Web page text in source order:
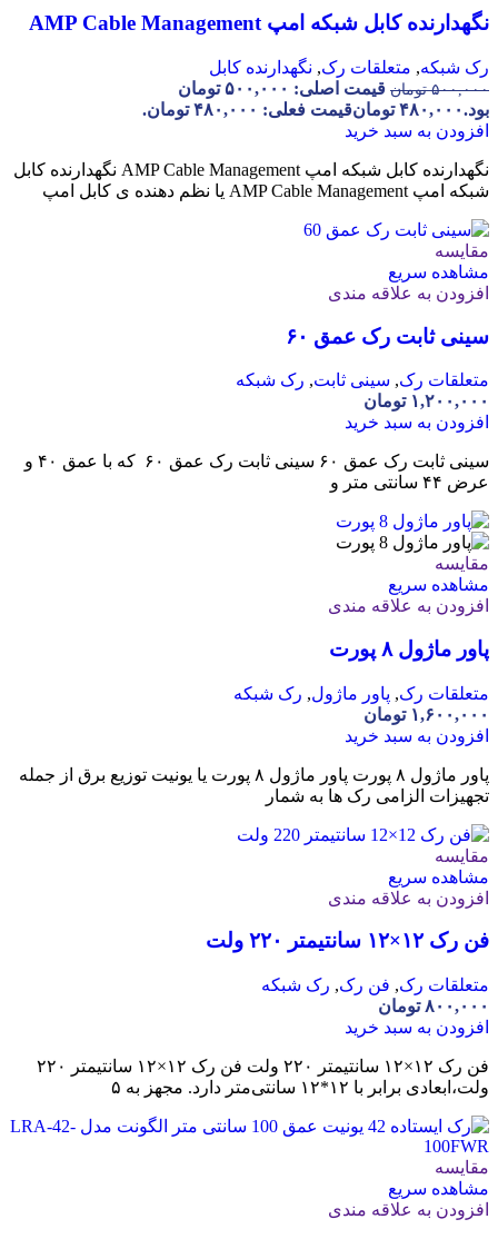
نگهدارنده کابل شبکه امپ AMP Cable Management
رک شبکه, متعلقات رک, نگهدارنده کابل
۵۰۰,۰۰۰ تومان
قیمت اصلی: ۵۰۰,۰۰۰ تومان
بود.۴۸۰,۰۰۰ تومانقیمت فعلی: ۴۸۰,۰۰۰ تومان.
افزودن به سبد خرید
نگهدارنده کابل شبکه امپ AMP Cable Management نگهدارنده کابل
شبکه امپ AMP Cable Management یا نظم دهنده ی کابل امپ
مقایسه
مشاهده سریع
افزودن به علاقه مندی
سینی ثابت رک عمق ۶۰
متعلقات رک, سینی ثابت, رک شبکه
۱,۲۰۰,۰۰۰ تومان
افزودن به سبد خرید
سینی ثابت رک عمق ۶۰ سینی ثابت رک عمق ۶۰ که با عمق ۴۰ و
عرض ۴۴ سانتی متر و
مقایسه
مشاهده سریع
افزودن به علاقه مندی
پاور ماژول ۸ پورت
متعلقات رک, پاور ماژول, رک شبکه
۱,۶۰۰,۰۰۰ تومان
افزودن به سبد خرید
پاور ماژول ۸ پورت پاور ماژول ۸ پورت یا یونیت توزیع برق از جمله
تجهیزات الزامی رک ها به شمار
مقایسه
مشاهده سریع
افزودن به علاقه مندی
فن رک ۱۲×۱۲ سانتیمتر ۲۲۰ ولت
متعلقات رک, فن رک, رک شبکه
۸۰۰,۰۰۰ تومان
افزودن به سبد خرید
فن رک ۱۲×۱۲ سانتیمتر ۲۲۰ ولت فن رک ۱۲×۱۲ سانتیمتر ۲۲۰
ولت،ابعادی برابر با ۱۲*۱۲ سانتی‌متر دارد. مجهز به ۵
مقایسه
مشاهده سریع
افزودن به علاقه مندی